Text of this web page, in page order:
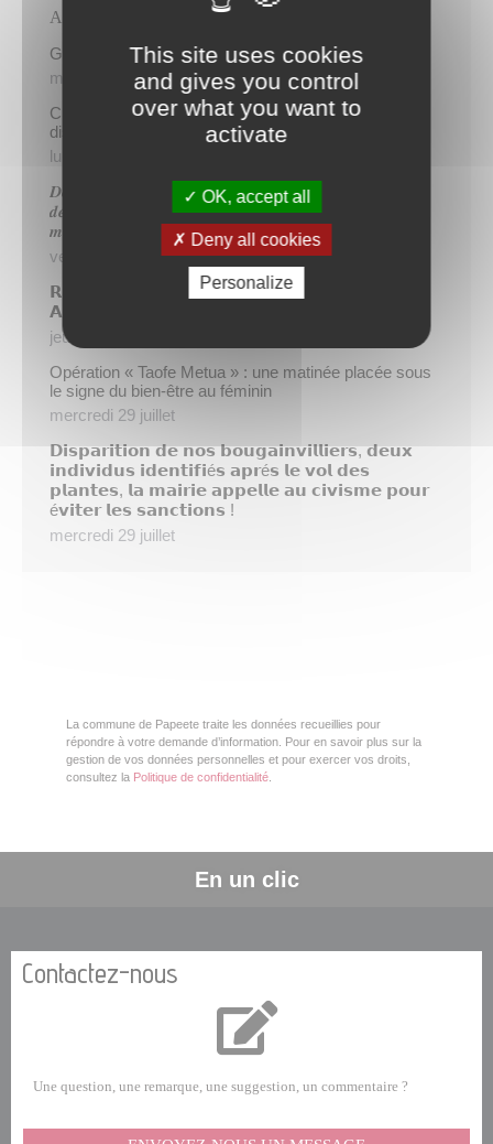
Articles récents
Gratuité du parking de l’HDV le dimanche matin
mercredi 5 août
Cinq demandeurs d’emploi de Papeete intègrent le
dispositif TIATURI AMO
lundi 3 août
𝑫𝒆𝒖𝒙 𝒔𝒂𝒑𝒆𝒖𝒓𝒔-𝒑𝒐𝒎𝒑𝒊𝒆𝒓𝒔 𝒅𝒆 𝑷𝒂𝒑𝒆𝒆𝒕𝒆 𝒂𝒖𝒙 𝒄𝒐̂𝒕𝒆́𝒔 𝒅𝒖
𝒅𝒆́𝒕𝒂𝒄𝒉𝒆𝒎𝒆𝒏𝒕 𝒑𝒐𝒍𝒚𝒏𝒆́𝒔𝒊𝒆𝒏 𝒆𝒏 𝒓𝒆𝒏𝒇𝒐𝒓𝒕 𝒅𝒆𝒔 𝒆́𝒒𝒖𝒊𝒑𝒆𝒔
𝒎𝒐𝒃𝒊𝒍𝒊𝒔𝒆́𝒆𝒔 𝒅𝒂𝒏𝒔 𝒍’𝑯𝒆𝒙𝒂𝒈𝒐𝒏𝒆
vendredi 31 juillet
𝗥é𝘂𝗻𝗶𝗼𝗻 𝗱’𝗶𝗻𝗳𝗼𝗿𝗺𝗮𝘁𝗶𝗼𝗻 𝘀𝘂𝗿 𝗹𝗮 𝗳𝗶𝗹𝗶è𝗿𝗲
𝗔𝗴𝗿𝗶𝗰𝗼𝗹𝗲
jeudi 30 juillet
Opération « Taofe Metua » : une matinée placée sous
le signe du bien-être au féminin
mercredi 29 juillet
𝗗𝗶𝘀𝗽𝗮𝗿𝗶𝘁𝗶𝗼𝗻 𝗱𝗲 𝗻𝗼𝘀 𝗯𝗼𝘂𝗴𝗮𝗶𝗻𝘃𝗶𝗹𝗹𝗶𝗲𝗿𝘀, 𝗱𝗲𝘂𝘅
𝗶𝗻𝗱𝗶𝘃𝗶𝗱𝘂𝘀 𝗶𝗱𝗲𝗻𝘁𝗶𝗳𝗶é𝘀 𝗮𝗽𝗿é𝘀 𝗹𝗲 𝘃𝗼𝗹 𝗱𝗲𝘀
𝗽𝗹𝗮𝗻𝘁𝗲𝘀, 𝗹𝗮 𝗺𝗮𝗶𝗿𝗶𝗲 𝗮𝗽𝗽𝗲𝗹𝗹𝗲 𝗮𝘂 𝗰𝗶𝘃𝗶𝘀𝗺𝗲 𝗽𝗼𝘂𝗿
é𝘃𝗶𝘁𝗲𝗿 𝗹𝗲𝘀 𝘀𝗮𝗻𝗰𝘁𝗶𝗼𝗻𝘀 !
mercredi 29 juillet
La commune de Papeete traite les données recueillies pour
répondre à votre demande d’information. Pour en savoir plus sur la
gestion de vos données personnelles et pour exercer vos droits,
consultez la Politique de confidentialité
En un clic
Contactez-nous
Une question, une remarque, une suggestion, un commentaire ?
This site uses cookies
and gives you control
over what you want to
activate
OK, accept all
Deny all cookies
Personalize